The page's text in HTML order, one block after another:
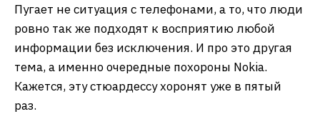
Пугает не ситуация с телефонами, а то, что люди
ровно так же подходят к восприятию любой
информации без исключения. И про это другая
тема, а именно очередные похороны Nokia.
Кажется, эту стюардессу хоронят уже в пятый
раз.